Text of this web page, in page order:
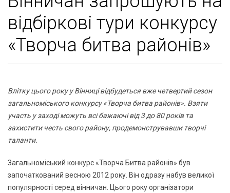
відбіркові тури конкурсу
«Творча битва районів»
Влітку цього року у Вінниці відбудеться вже четвертий сезон
загальноміського конкурсу «Творча битва районів». Взяти
участь у заході можуть всі бажаючі від 3 до 80 років та
захистити честь свого району, продемонструвавши творчі
таланти.
Загальноміський конкурс «Творча Битва районів» був
започаткований весною 2012 року. Він одразу набув великої
популярності серед вінничан. Цього року організатори